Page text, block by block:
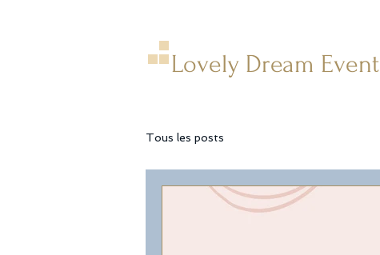
Lovely Dream Event
Tous les posts